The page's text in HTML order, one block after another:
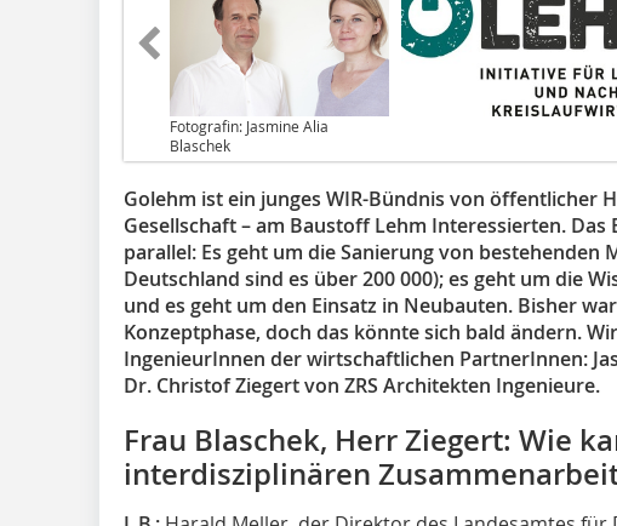
Fotografin: Jasmine Alia
Blaschek
Golehm ist ein junges WIR-Bündnis von öffentlicher
Gesellschaft – am Baustoff Lehm Interessierten.
parallel: Es geht um die Sanierung von bestehenden
Deutschland sind es über 200 000); es geht um die
und es geht um den Einsatz in Neubauten. Bisher
Konzeptphase, doch das könnte sich bald ändern.
IngenieurInnen der wirtschaftlichen PartnerInnen:
Dr. Christof Ziegert von ZRS Architekten Ingenieure.
Frau Blaschek, Herr Ziegert: Wie
interdisziplinären